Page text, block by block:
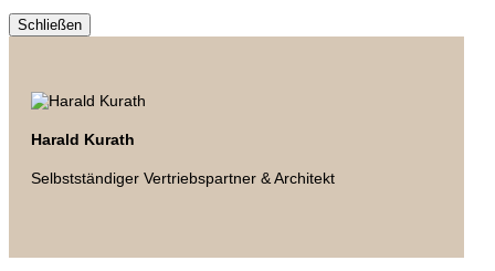
Schließen
Harald Kurath
Selbstständiger Vertriebspartner & Architekt